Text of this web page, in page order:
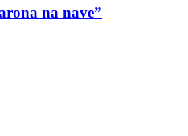
na nave”